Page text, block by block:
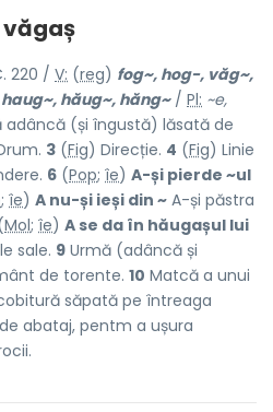
văgaș
220 / V: (reg) fog~, hog-, văg~,
haug~, hăug~, hăng~/ Pl: ~e,
adâncă (și îngustă) lăsată de
3 (Fig) Direcție. 4 (Fig) Linie
6 (Pop; îe) A-și pierde ~ul
; îe) A nu-și ieși din ~ A-și păstra
Mol; îe) A se da în hăugașul lui
sale. 9 Urmă (adâncă și
de torente. 10 Matcă a unui
săpată pe întreaga
abataj, pentm a ușura